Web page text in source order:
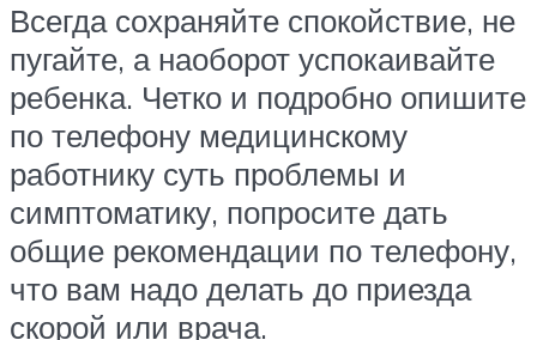
Всегда сохраняйте спокойствие, не
пугайте, а наоборот успокаивайте
ребенка. Четко и подробно опишите
по телефону медицинскому
работнику суть проблемы и
симптоматику, попросите дать
общие рекомендации по телефону,
что вам надо делать до приезда
скорой или врача.